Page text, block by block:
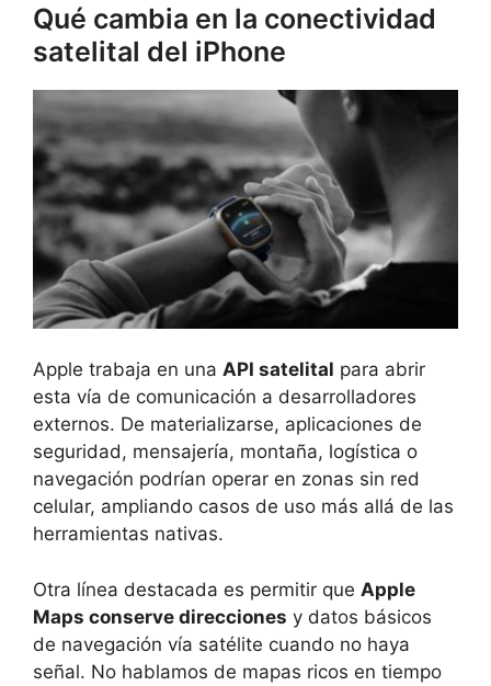
Qué cambia en la conectividad
satelital del iPhone
Apple trabaja en una API satelital para abrir
esta vía de comunicación a desarrolladores
externos. De materializarse, aplicaciones de
seguridad, mensajería, montaña, logística o
navegación podrían operar en zonas sin red
celular, ampliando casos de uso más allá de las
herramientas nativas.
Otra línea destacada es permitir que Apple
Maps conserve direcciones y datos básicos
de navegación vía satélite cuando no haya
señal. No hablamos de mapas ricos en tiempo